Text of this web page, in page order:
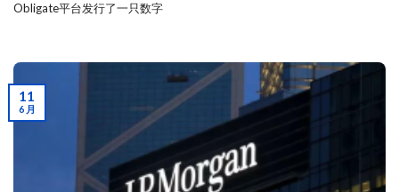
Obligate平台发行了一只数字
11
6 月